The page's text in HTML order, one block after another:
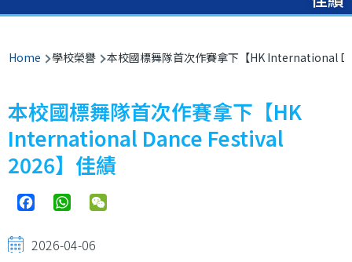
Breadcrumb
Home 學校榮譽 本校國標舞隊首次作賽拿下【HK International
本校國標舞隊首次作賽拿下【HK
International Dance Festival
2026】佳績
FacebookWhatsApp
2026-04-06